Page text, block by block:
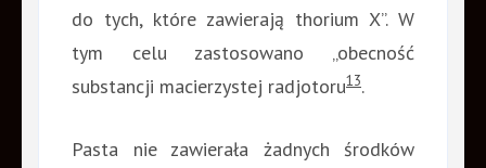
do tych, które zawierają thorium X”. W
tym celu zastosowano „obecność
substancji macierzystej radjotoru13.
Pasta nie zawierała żadnych środków